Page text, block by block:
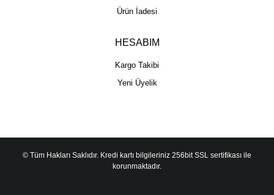
Ürün İadesi
HESABIM
Kargo Takibi
Yeni Üyelik
© Tüm Hakları Saklıdır. Kredi kartı bilgileriniz 256bit SSL sertifikası ile
korunmaktadır.